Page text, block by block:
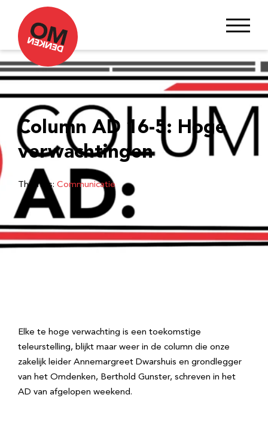
Column AD 16-5: Hoge
verwachtingen
Thema’s: Communicatie
Elke te hoge verwachting is een toekomstige
teleurstelling, blijkt maar weer in de column die onze
zakelijk leider Annemargreet Dwarshuis en grondlegger
van het Omdenken, Berthold Gunster, schreven in het
AD van afgelopen weekend.